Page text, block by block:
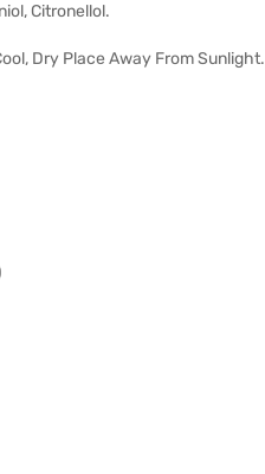
Citronellol.
Dry Place Away From Sunlight.